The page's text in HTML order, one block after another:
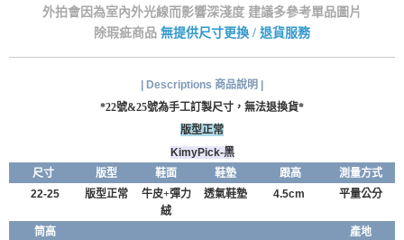
外拍會因為室內外光線而影響深淺度 建議多參考單品圖片
除瑕疵商品 無提供尺寸更換 / 退貨服務
| Descriptions 商品說明 |
*22號&25號為手工訂製尺寸，無法退換貨*
版型正常
KimyPick-黑
尺寸
版型 鞋面 鞋墊 跟高
測量方式
22-25
版型正常
牛皮+彈力
絨
透氣鞋墊 4.5cm 平量公分
筒高
產地